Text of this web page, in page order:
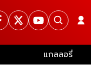
แกลลอรี่